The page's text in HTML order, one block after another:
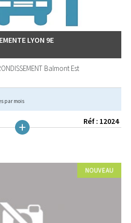
LYON 9E
Balmont Est
par mois
Réf : 12024